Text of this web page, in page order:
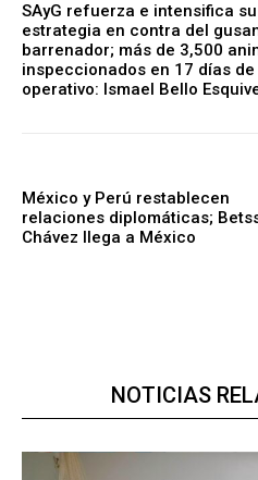
SAyG refuerza e intensifica su
estrategia en contra del
barrenador; más de 3,500
inspeccionados en 17 días de
operativo: Ismael Bello
México y Perú restablecen
relaciones diplomáticas;
Chávez llega a México
NOTICIAS